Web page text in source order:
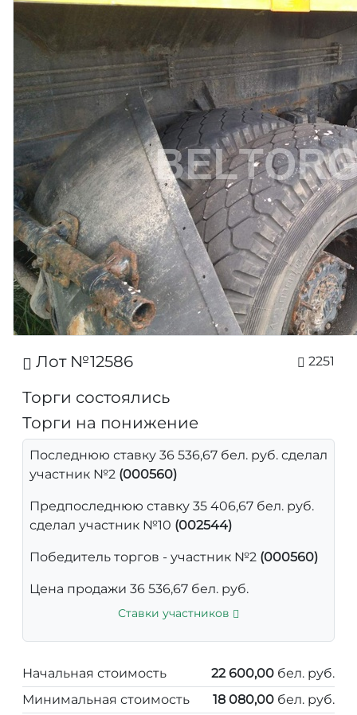
Лот №12586 2251
Торги состоялись
Торги на понижение
Последнюю ставку 36 536,67 бел. руб. сделал
участник №2 (000560)
Предпоследнюю ставку 35 406,67 бел. руб.
сделал участник №10 (002544)
Победитель торгов - участник №2 (000560)
Цена продажи 36 536,67 бел. руб.
Ставки участников
Начальная стоимость 22 600,00 бел. руб.
Минимальная стоимость
18 080,00 бел. руб.